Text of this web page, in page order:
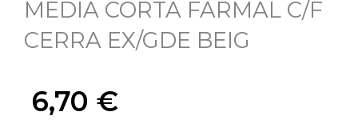
MEDIA CORTA FARMAL C/F
CERRA EX/GDE BEIG
6,70 €